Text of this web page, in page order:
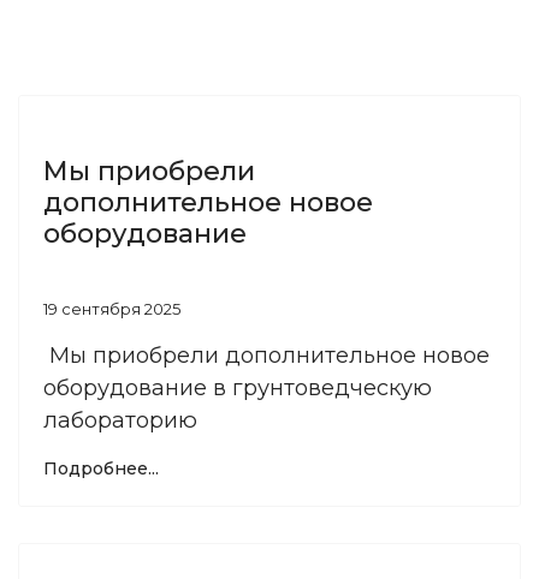
Мы приобрели
дополнительное новое
оборудование
19 сентября 2025
Мы приобрели дополнительное новое
оборудование в грунтоведческую
лабораторию
Подробнее...